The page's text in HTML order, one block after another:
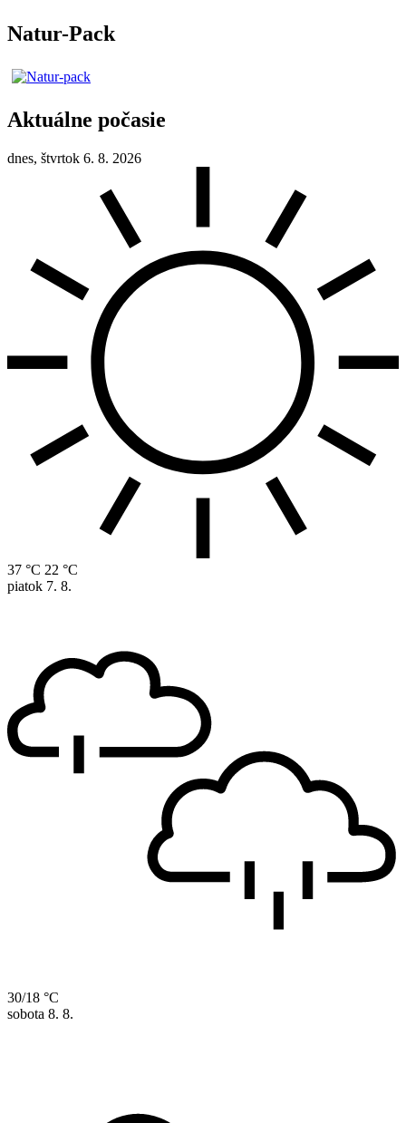
Natur-Pack
Aktuálne počasie
dnes, štvrtok 6. 8. 2026
37 °C 22 °C
piatok 7. 8.
30/18 °C
sobota 8. 8.